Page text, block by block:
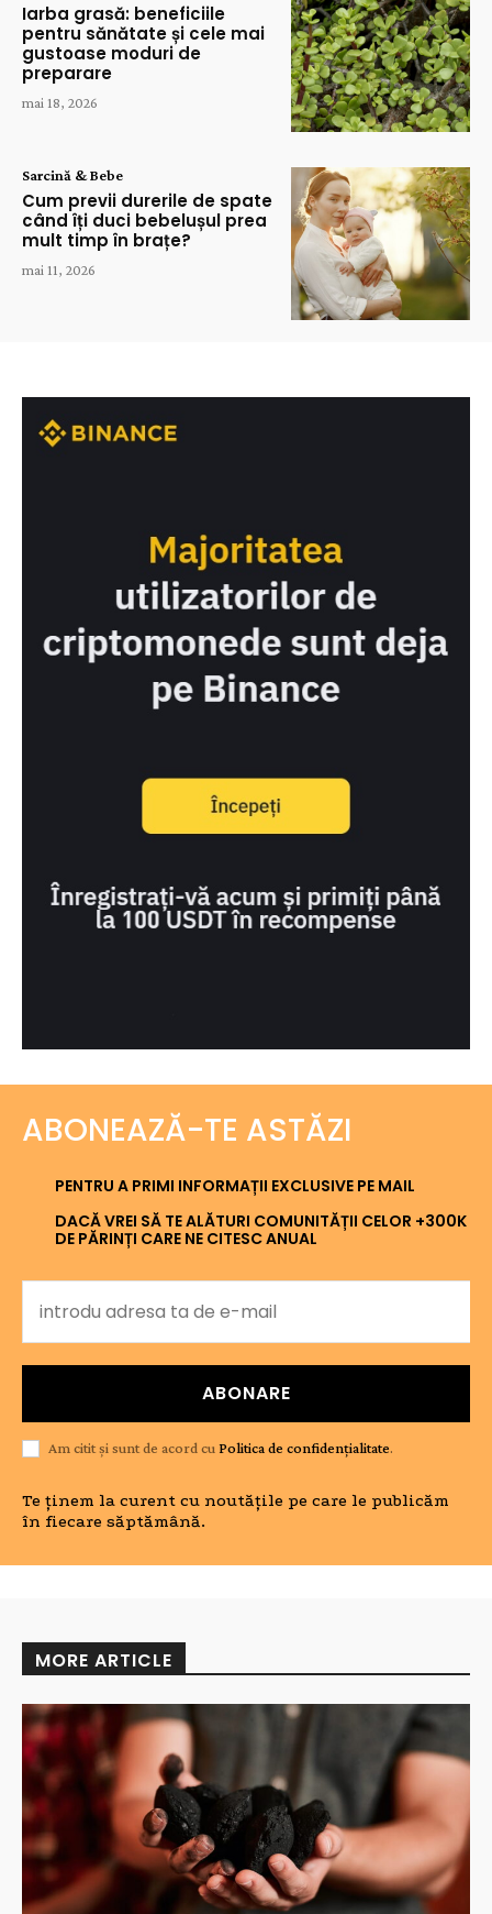
Iarba grasă: beneficiile
pentru sănătate și cele mai
gustoase moduri de
preparare
mai 18, 2026
Sarcină & Bebe
Cum previi durerile de spate
când îți duci bebelușul prea
mult timp în brațe?
mai 11, 2026
ABONEAZĂ-TE ASTĂZI
PENTRU A PRIMI INFORMAȚII EXCLUSIVE PE MAIL
DACĂ VREI SĂ TE ALĂTURI COMUNITĂȚII CELOR +300K
DE PĂRINȚI CARE NE CITESC ANUAL
ABONARE
Am citit și sunt de acord cuPolitica de confidențialitate.
Te ținem la curent cu noutățile pe care le publicăm
în fiecare săptămână.
MORE ARTICLE